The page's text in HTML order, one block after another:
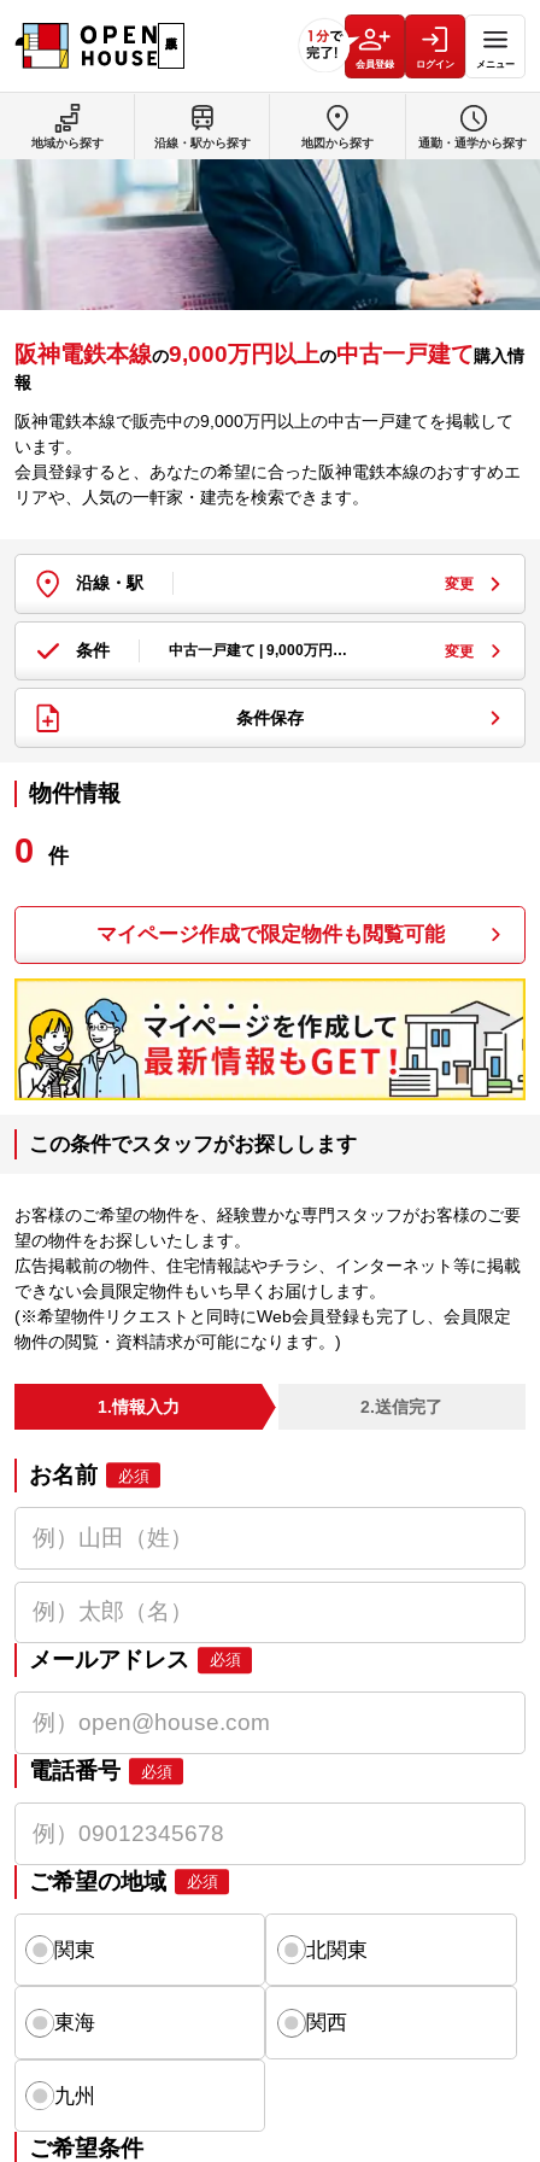
会員登録 ログイン メニュー
阪神電鉄本線の9,000万円以上の中古一戸建て購入情
報
阪神電鉄本線で販売中の9,000万円以上の中古一戸建てを掲載して
います。
会員登録すると、あなたの希望に合った阪神電鉄本線のおすすめエ
リアや、人気の一軒家・建売を検索できます。
沿線・駅 変更
条件 中古一戸建て | 9,000万円… 変更
条件保存
物件情報
0 件
マイページ作成で限定物件も閲覧可能
この条件でスタッフがお探しします
お客様のご希望の物件を、経験豊かな専門スタッフがお客様のご要
望の物件をお探しいたします。
広告掲載前の物件、住宅情報誌やチラシ、インターネット等に掲載
できない会員限定物件もいち早くお届けします。
(※希望物件リクエストと同時にWeb会員登録も完了し、会員限定
物件の閲覧・資料請求が可能になります。)
1.情報入力 2.送信完了
お名前 必須
メールアドレス 必須
電話番号 必須
ご希望の地域 必須
関東 北関東
東海 関西
九州
ご希望条件
地域から探す 沿線・駅から探す 地図から探す 通勤・通学から探す